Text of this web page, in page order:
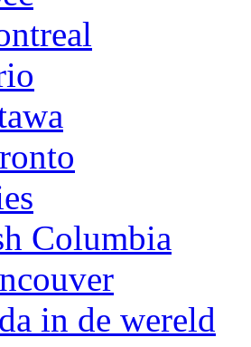
Columbia
in de wereld